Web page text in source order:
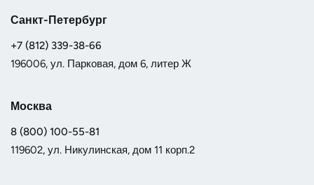
Санкт-Петербург
+7 (812) 339-38-66
196006, ул. Парковая, дом 6, литер Ж
Москва
8 (800) 100-55-81
119602, ул. Никулинская, дом 11 корп.2